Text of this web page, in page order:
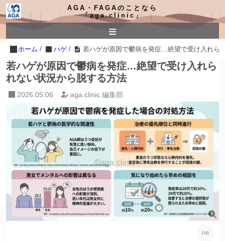
AGA・FAGAのことなら
「aga.clinic」
ホーム / ハゲ/ 若ハゲが原因で鬱病を発症…絶望で受け入れら
若ハゲが原因で鬱病を発症…絶望で受け入れら
れない状況から脱する方法
2026.05.06 aga.clinic 編集部